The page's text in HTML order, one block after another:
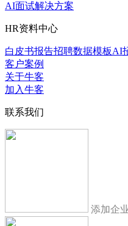
AI面试解决方案
HR资料中心
白皮书报告招聘数据模板AI
客户案例
关于牛客
加入牛客
联系我们
添加企